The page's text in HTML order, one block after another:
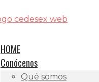
HOME
Conócenos
Qué somos